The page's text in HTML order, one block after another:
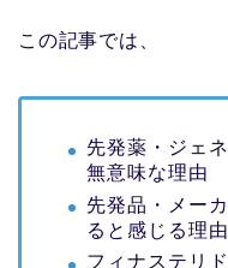
この記事では、
先発薬・ジェ
無意味な理由
先発品・メー
ると感じる理由
フィナステリ